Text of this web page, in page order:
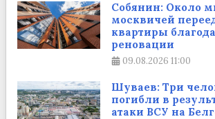
Собянин: Около
москвичей
квартиры
реновации
09.08.2026 11:00
Шуваев: Три
погибли в
атаки ВСУ на